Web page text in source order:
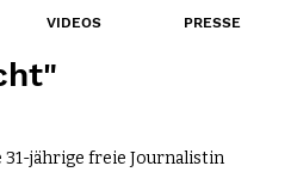
31-jährige freie Journalistin
VIDEOS PRESSE